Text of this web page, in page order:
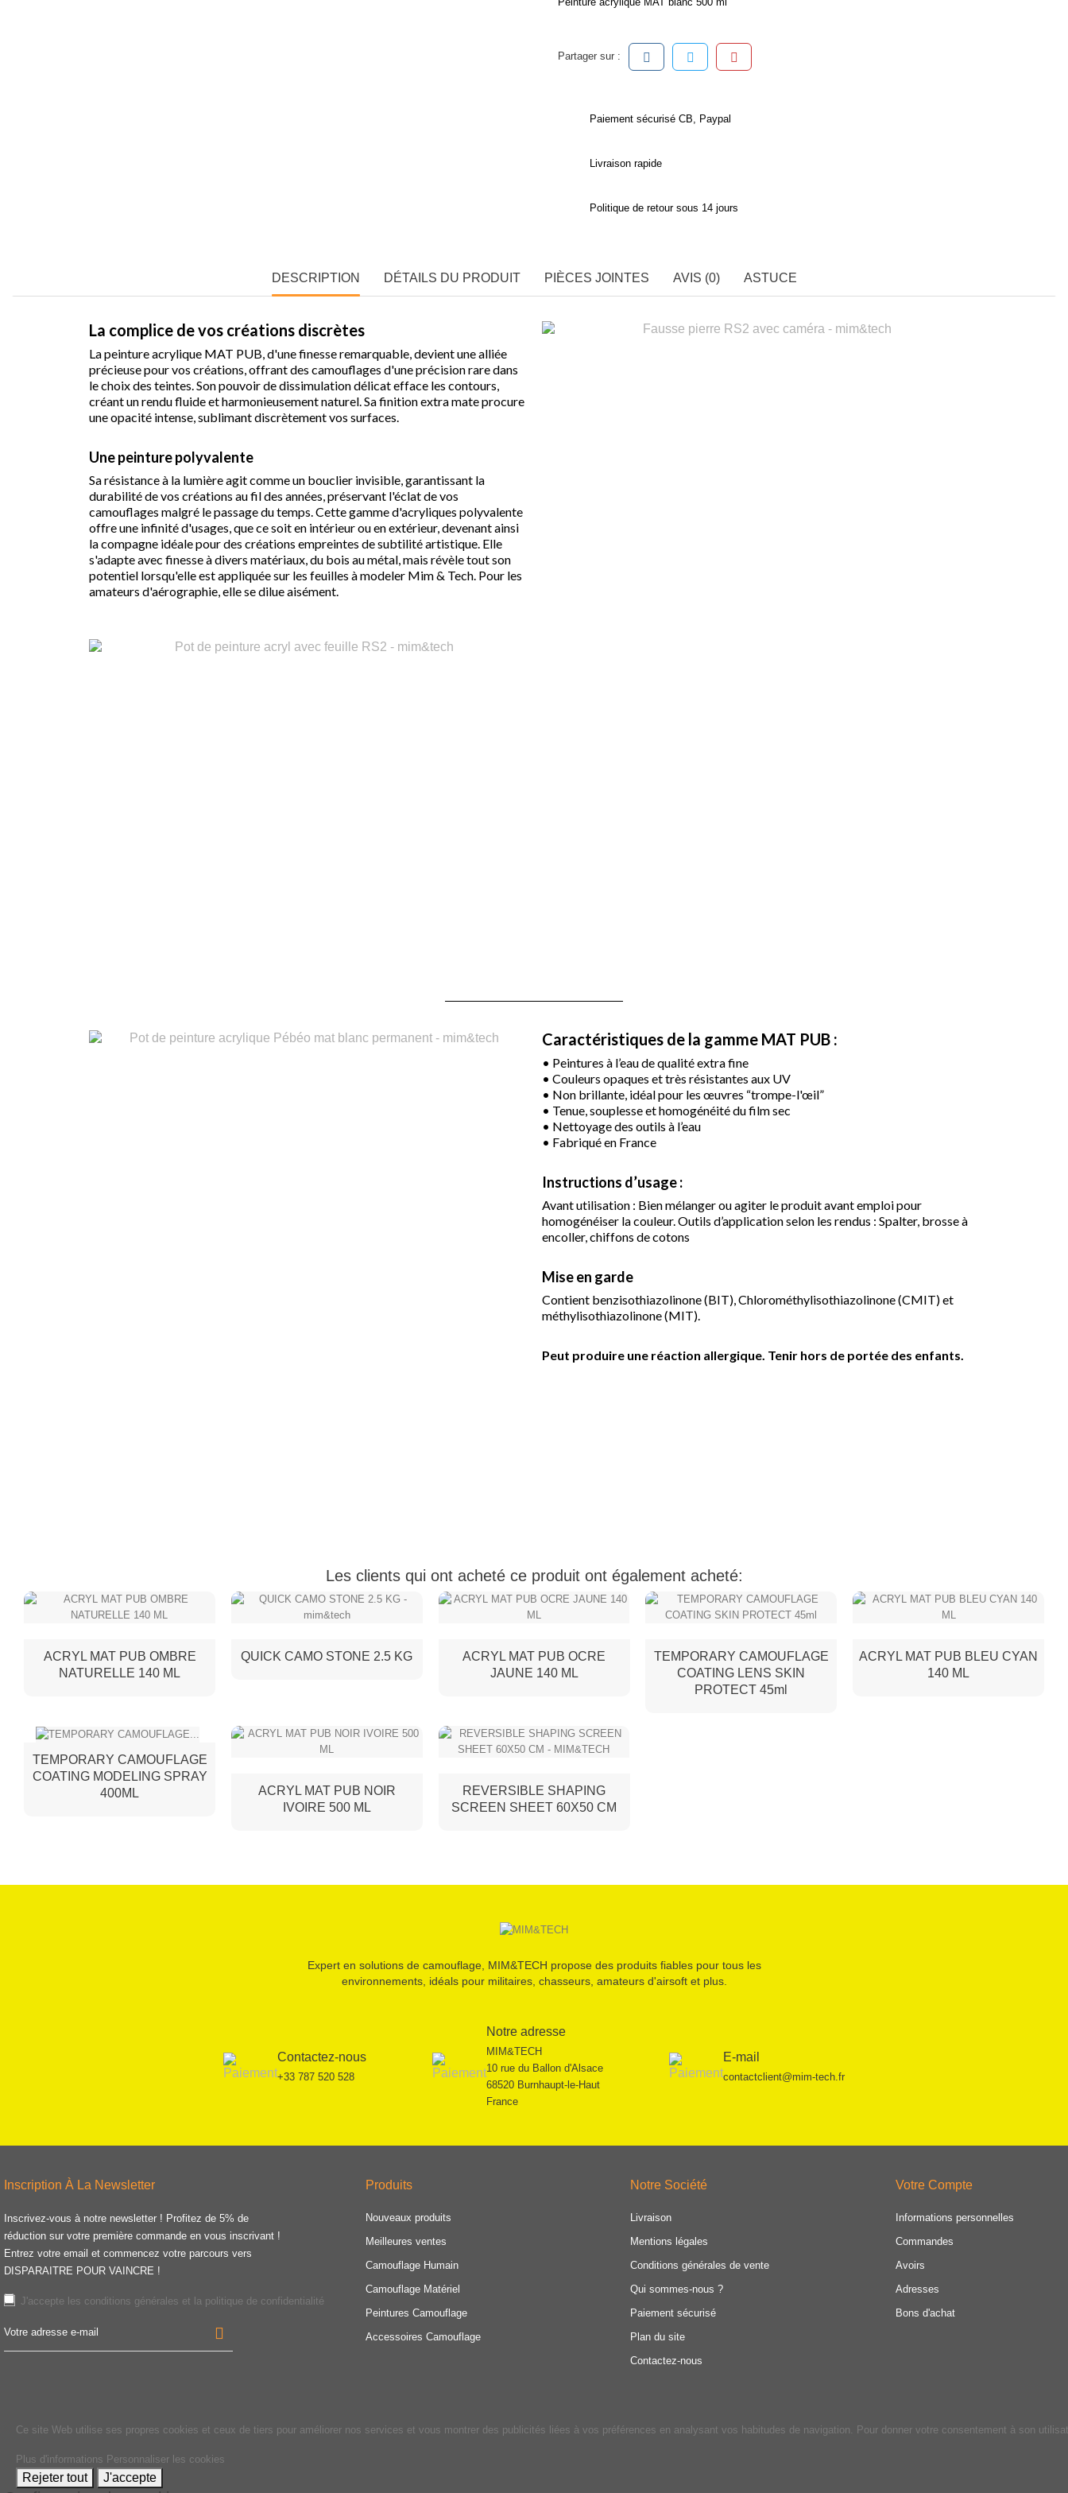
Partager sur :
Paiement sécurisé CB, Paypal
Livraison rapide
Politique de retour sous 14 jours
DESCRIPTION DÉTAILS DU PRODUIT PIÈCES JOINTES AVIS (0) ASTUCE
La complice de vos créations discrètes
La peinture acrylique MAT PUB, d'une finesse remarquable, devient une alliée
précieuse pour vos créations, offrant des camouflages d'une précision rare dans
le choix des teintes. Son pouvoir de dissimulation délicat efface les contours,
créant un rendu fluide et harmonieusement naturel. Sa finition extra mate procure
une opacité intense, sublimant discrètement vos surfaces.
Une peinture polyvalente
Sa résistance à la lumière agit comme un bouclier invisible, garantissant la
durabilité de vos créations au fil des années, préservant l'éclat de vos
camouflages malgré le passage du temps. Cette gamme d'acryliques polyvalente
offre une infinité d'usages, que ce soit en intérieur ou en extérieur, devenant ainsi
la compagne idéale pour des créations empreintes de subtilité artistique. Elle
s'adapte avec finesse à divers matériaux, du bois au métal, mais révèle tout son
potentiel lorsqu'elle est appliquée sur les feuilles à modeler Mim & Tech. Pour les
amateurs d'aérographie, elle se dilue aisément.
Caractéristiques de la gamme MAT PUB :
• Peintures à l’eau de qualité extra fine
• Couleurs opaques et très résistantes aux UV
• Non brillante, idéal pour les œuvres “trompe-l'œil”
• Tenue, souplesse et homogénéité du film sec
• Nettoyage des outils à l’eau
• Fabriqué en France
Instructions d’usage :
Avant utilisation : Bien mélanger ou agiter le produit avant emploi pour
homogénéiser la couleur. Outils d’application selon les rendus : Spalter, brosse à
encoller, chiffons de cotons
Mise en garde
Contient benzisothiazolinone (BIT), Chlorométhylisothiazolinone (CMIT) et
méthylisothiazolinone (MIT).
Peut produire une réaction allergique. Tenir hors de portée des enfants.
Les clients qui ont acheté ce produit ont également acheté:
ACRYL MAT PUB OMBRE
NATURELLE 140 ML
QUICK CAMO STONE 2.5 KG
ACRYL MAT PUB OCRE
JAUNE 140 ML
TEMPORARY CAMOUFLAGE
COATING LENS SKIN
PROTECT 45ml
ACRYL MAT PUB BLEU CYAN
140 ML
TEMPORARY CAMOUFLAGE
COATING MODELING SPRAY
400ML
ACRYL MAT PUB NOIR
IVOIRE 500 ML
REVERSIBLE SHAPING
SCREEN SHEET 60X50 CM
Expert en solutions de camouflage, MIM&TECH propose des produits fiables pour tous les
environnements, idéals pour militaires, chasseurs, amateurs d'airsoft et plus.
Contactez-nous
+33 787 520 528
Notre adresse
MIM&TECH
10 rue du Ballon d'Alsace
68520 Burnhaupt-le-Haut
France
E-mail
contactclient@mim-tech.fr
Inscription À La Newsletter
Inscrivez-vous à notre newsletter ! Profitez de 5% de
réduction sur votre première commande en vous inscrivant !
Entrez votre email et commencez votre parcours vers
DISPARAITRE POUR VAINCRE !
J'accepte les conditions générales et la politique de confidentialité
Produits
Nouveaux produits
Meilleures ventes
Camouflage Humain
Camouflage Matériel
Peintures Camouflage
Accessoires Camouflage
Notre Société
Livraison
Mentions légales
Conditions générales de vente
Qui sommes-nous ?
Paiement sécurisé
Plan du site
Contactez-nous
Votre Compte
Informations personnelles
Commandes
Avoirs
Adresses
Bons d'achat
Ce site Web utilise ses propres cookies et ceux de tiers pour améliorer nos services et vous montrer des publicités liées à vos préférences en analysant vos habitudes de navigation. Pour donner votre consentement à son
Plus d'informations Personnaliser les cookies
Rejeter tout J'accepte